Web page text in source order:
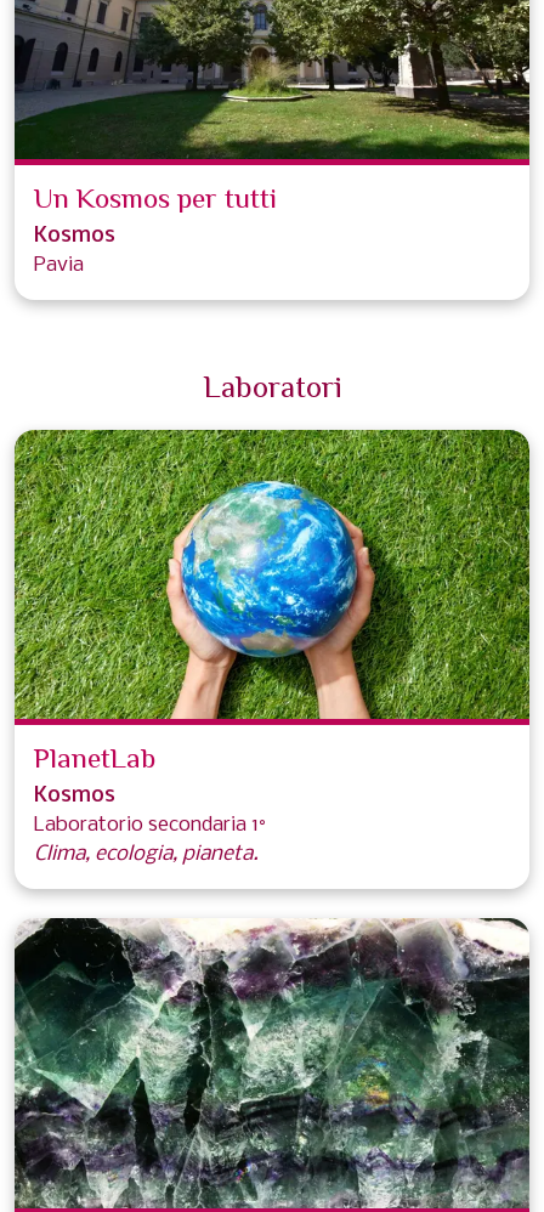
Un Kosmos per tutti
Kosmos
Pavia
Laboratori
PlanetLab
Kosmos
Laboratorio secondaria 1°
Clima, ecologia, pianeta.